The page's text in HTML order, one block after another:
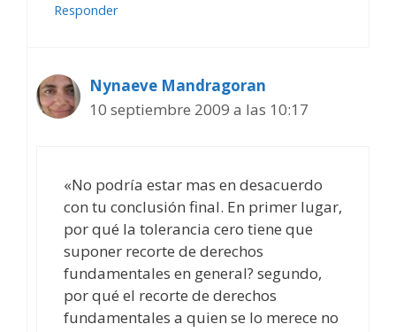
Responder
Nynaeve Mandragoran
10 septiembre 2009 a las 10:17
«No podría estar mas en desacuerdo
con tu conclusión final. En primer lugar,
por qué la tolerancia cero tiene que
suponer recorte de derechos
fundamentales en general? segundo,
por qué el recorte de derechos
fundamentales a quien se lo merece no